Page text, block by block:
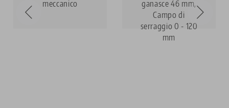
meccanico
ganasce 46 mm,
Campo di
serraggio 0 - 120
mm